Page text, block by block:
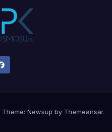
Theme: Newsup by Themeansar.